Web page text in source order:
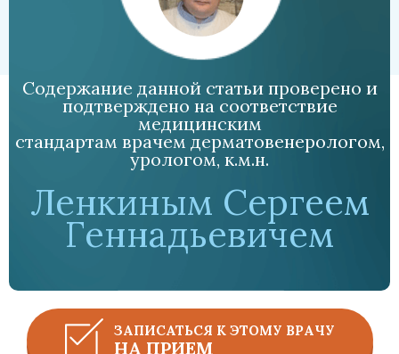
Содержание данной статьи проверено и
подтверждено на соответствие
медицинским
стандартам врачем дерматовенерологом,
урологом, к.м.н.
Ленкиным Сергеем
Геннадьевичем
ЗАПИСАТЬСЯ К ЭТОМУ ВРАЧУ
НА ПРИЕМ